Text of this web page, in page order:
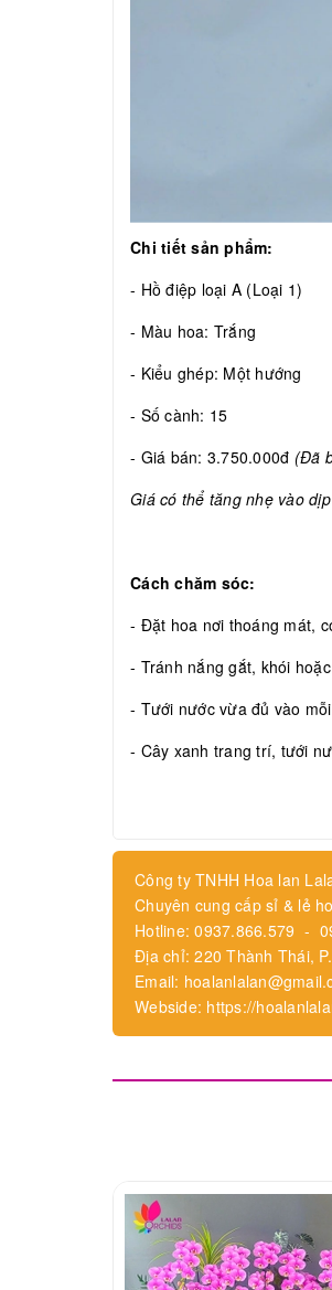
Chi tiết sản phẩm:
- Hồ điệp loại A (Loại 1)
- Màu hoa: Trắng
- Kiểu ghép: Một hướng
- Số cành: 15
- Giá bán: 3.750.000đ (Đã
Giá có thể tăng nhẹ vào
Cách chăm sóc:
- Đặt hoa nơi thoáng mát,
- Tránh nắng gắt, khói
- Tưới nước vừa đủ vào
- Cây xanh trang trí, tưới
Công ty TNHH Hoa lan
Chuyên cung cấp sỉ & lẻ
Hotline: 0937.866.579 -
Địa chỉ: 220 Thành Thái,
Email:
Webside: https://